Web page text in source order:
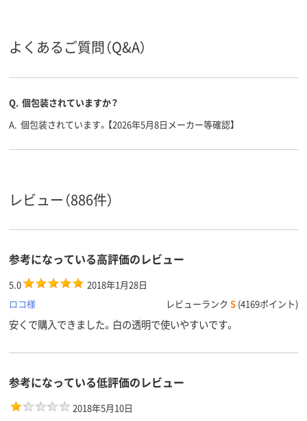
商品環境
25
よくあるご質問（Q&A）
Q. 個包装されていますか？
A. 個包装されています。【2026年5月8日メーカー等確認】
レビュー（886件）
参考になっている高評価のレビュー
5.0
2018年1月28日
ロコ様
レビューランク S (4169ポイント)
安くで購入できました。白の透明で使いやすいです。
参考になっている低評価のレビュー
2018年5月10日